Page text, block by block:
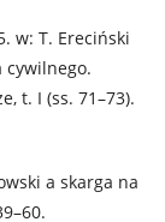
w: T. Ereciński
cywilnego.
t. I (ss. 71–73).
a skarga na